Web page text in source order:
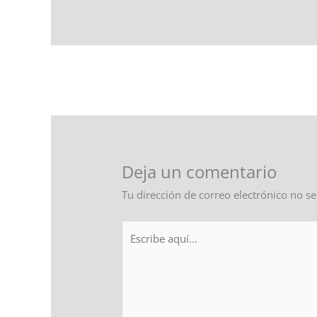
Deja un comentario
Tu dirección de correo electrónico no